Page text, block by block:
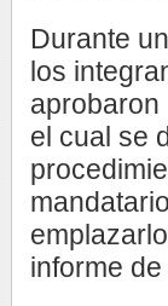
Durante
los
aprobaron
el cual se
informe